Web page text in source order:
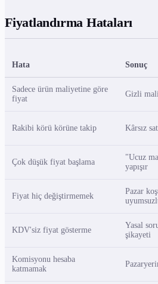
Fiyatlandırma Hataları
Hata Sonuç
Sadece ürün maliyetine göre
fiyat
Gizli
Rakibi körü körüne takip Kârsız
Çok düşük fiyat başlama
"Ucuz
yapışır
Fiyat hiç değiştirmemek
Pazar
KDV'siz fiyat gösterme
Yasal
şikayeti
Komisyonu hesaba
katmamak